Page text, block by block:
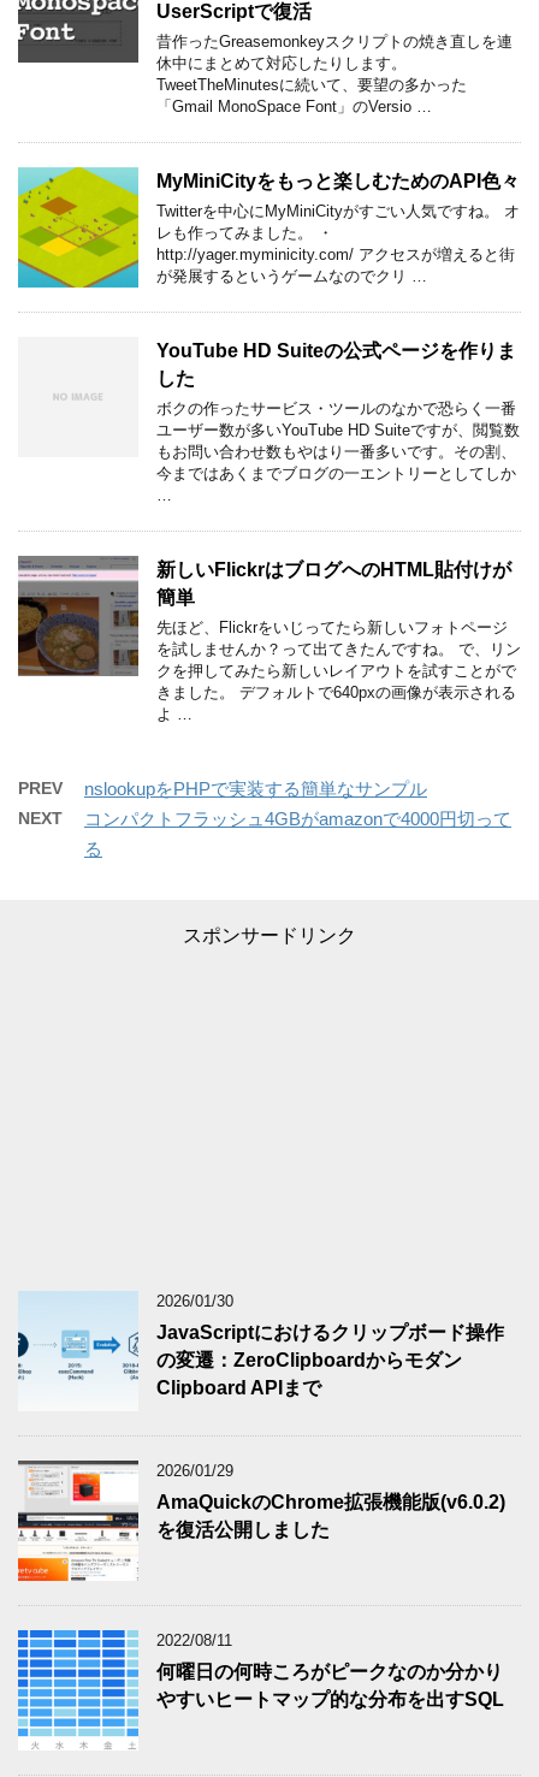
UserScriptで復活
昔作ったGreasemonkeyスクリプトの焼き直しを連
休中にまとめて対応したりします。
TweetTheMinutesに続いて、要望の多かった
「Gmail MonoSpace Font」のVersio …
MyMiniCityをもっと楽しむためのAPI色々
Twitterを中心にMyMiniCityがすごい人気ですね。 オ
レも作ってみました。 ・
http://yager.myminicity.com/ アクセスが増えると街
が発展するというゲームなのでクリ …
YouTube HD Suiteの公式ページを作りま
した
ボクの作ったサービス・ツールのなかで恐らく一番
ユーザー数が多いYouTube HD Suiteですが、閲覧数
もお問い合わせ数もやはり一番多いです。その割、
今まではあくまでブログの一エントリーとしてしか
…
新しいFlickrはブログへのHTML貼付けが
簡単
先ほど、Flickrをいじってたら新しいフォトページ
を試しませんか？って出てきたんですね。 で、リン
クを押してみたら新しいレイアウトを試すことがで
きました。 デフォルトで640pxの画像が表示される
よ …
PREV nslookupをPHPで実装する簡単なサンプル
NEXT
コンパクトフラッシュ4GBがamazonで4000円切って
る
スポンサードリンク
2026/01/30
JavaScriptにおけるクリップボード操作
の変遷：ZeroClipboardからモダン
Clipboard APIまで
2026/01/29
AmaQuickのChrome拡張機能版(v6.0.2)
を復活公開しました
2022/08/11
何曜日の何時ころがピークなのか分かり
やすいヒートマップ的な分布を出すSQL